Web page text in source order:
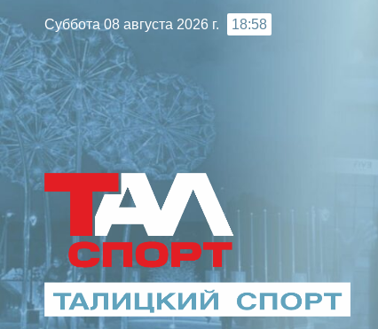
к
содержимому
Суббота 08 августа 2026 г. 18:58